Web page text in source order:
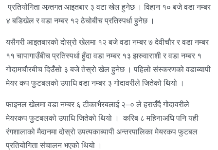
प्रतियोगिता अन्र्तगत आइतबार ३ वटा खेल हुनेछ । विहान १० बजे वडा नम्बर
४ बडिखेल र वडा नम्बर १२ ठेचोबीच प्रतिस्पर्धा हुनेछ ।
यसैगरी आइतबारको दोस्रो खेलमा १२ बजे वडा नम्बर ७ देवीचौर र वडा नम्बर
११ चापागाउँबीच प्रतिस्पर्धा हुँदा वडा नम्बर १३ झरुवाराशी र वडा नम्बर १
गोदामचौरबीच दिउँसो ३ बजे तेस्रो खेल हुनेछ । पहिलो संस्करणको वडाब्यापी
मेयर कप फुटबलको उपाधि वडा नम्बर ३ गोदावरीले जितेको थियो ।
फाइनल खेलमा वडा नम्बर ६ टीकाभैरबलाई २–० ले हराउँदै गोदावरीले
मेयरकप फुटबलको उपाधि जितेको थियो । करिब ८ महिनाअघि पनि यही
रंगशालाको मैदानमा दोस्रो उपत्यकाब्यापी अन्तरपालिका मेयरकप फुटबल
प्रतियोगिता संचालन भएको थियो ।